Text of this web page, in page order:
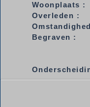
Woonplaats :
Overleden :
Begraven :